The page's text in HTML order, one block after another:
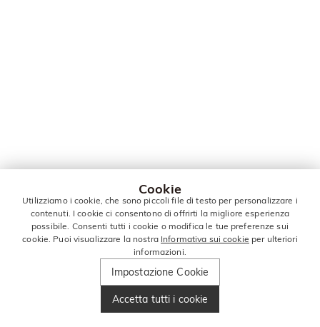
Cookie
Utilizziamo i cookie, che sono piccoli file di testo per personalizzare i
contenuti. I cookie ci consentono di offrirti la migliore esperienza
possibile. Consenti tutti i cookie o modifica le tue preferenze sui
cookie. Puoi visualizzare la nostra Informativa sui cookie per ulteriori
informazioni.
Impostazione Cookie
Accetta tutti i cookie